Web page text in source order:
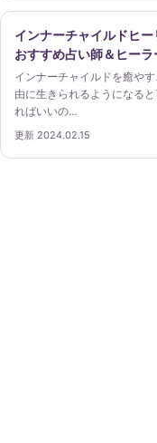
インナーチャイルドヒ
おすすめ占い師＆ヒー
インナーチャイルドを癒や
由に生きられるようになる
ればいいの…
更新 2024.02.15